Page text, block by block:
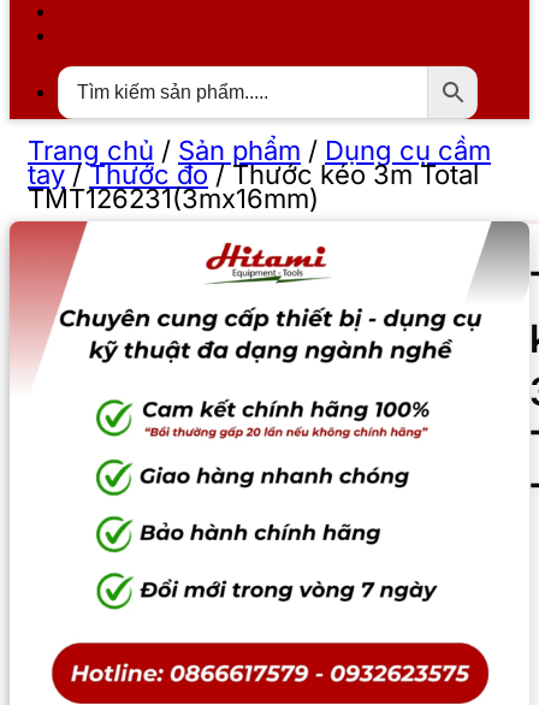
Trang chủ / Sản phẩm / Dụng cụ cầm
tay/Thước đo/Thước kéo 3m Total
TMT126231(3mx16mm)